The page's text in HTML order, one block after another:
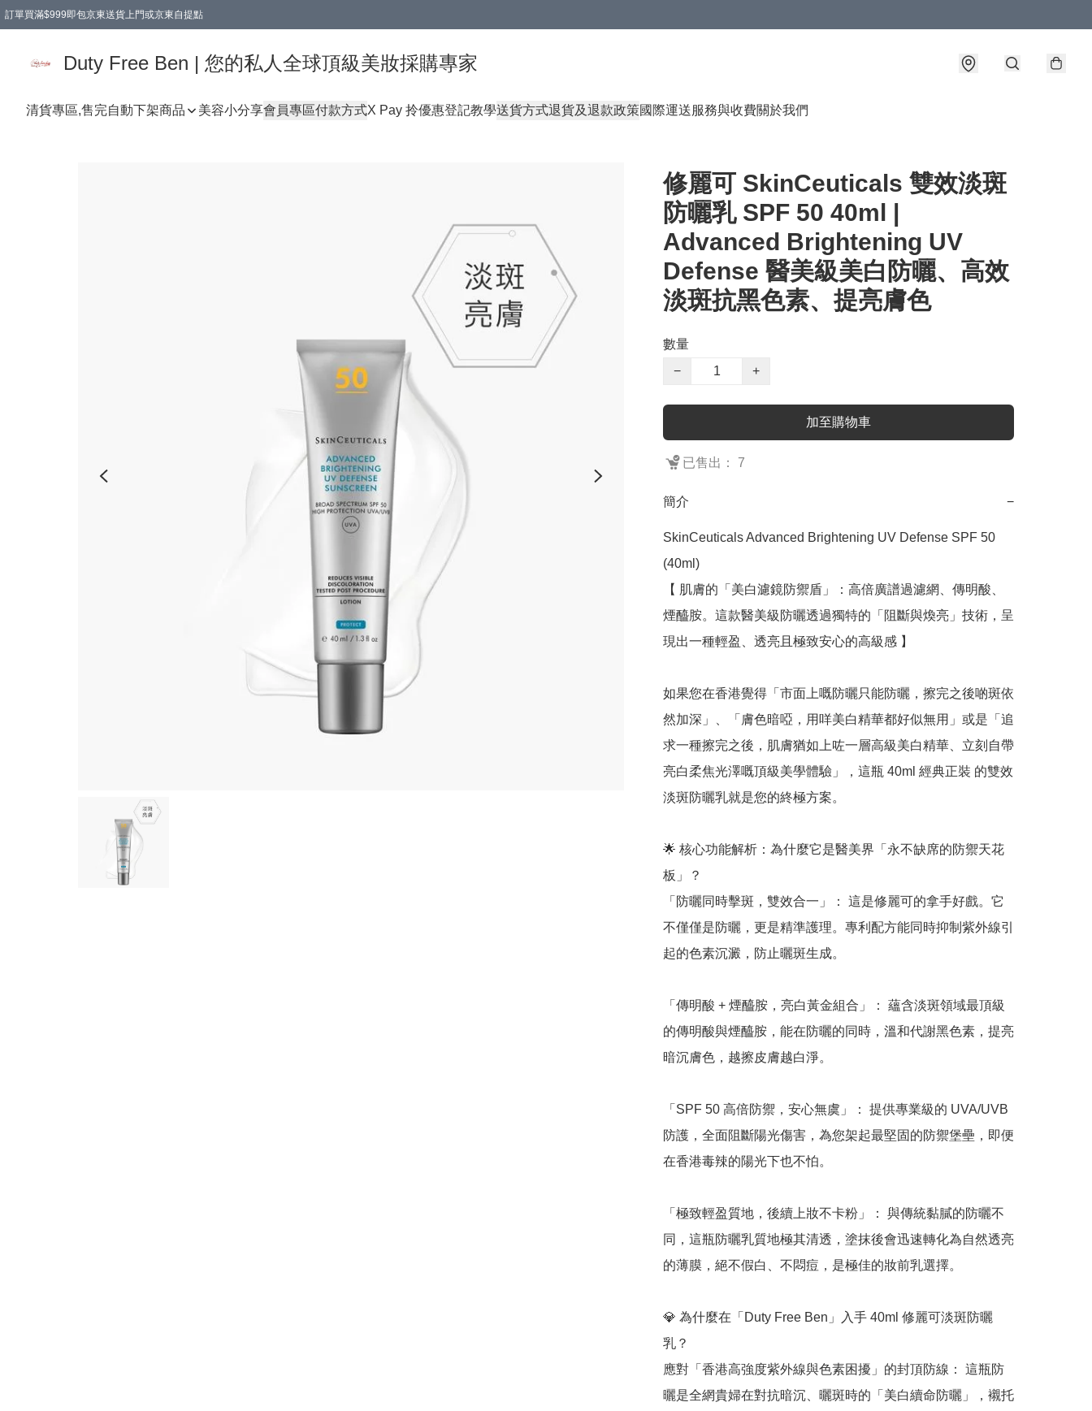
訂單買滿$999即包京東送貨上門或京東自提點
Duty Free Ben | 您的私人全球頂級美妝採購專家
清貨專區,售完自動下架商品 美容小分享會員專區付款方式X Pay 拎優惠登記教學送貨方式退貨及退款政策國際運送服務與收費關於我們
修麗可 SkinCeuticals 雙效淡斑
防曬乳 SPF 50 40ml |
Advanced Brightening UV
Defense 醫美級美白防曬、高效
淡斑抗黑色素、提亮膚色
數量
−
+
加至購物車
已售出： 7
簡介 −
SkinCeuticals Advanced Brightening UV Defense SPF 50
(40ml)
【 肌膚的「美白濾鏡防禦盾」：高倍廣譜過濾網、傳明酸、
煙醯胺。這款醫美級防曬透過獨特的「阻斷與煥亮」技術，呈
現出一種輕盈、透亮且極致安心的高級感 】
如果您在香港覺得「市面上嘅防曬只能防曬，擦完之後啲斑依
然加深」、「膚色暗啞，用咩美白精華都好似無用」或是「追
求一種擦完之後，肌膚猶如上咗一層高級美白精華、立刻自帶
亮白柔焦光澤嘅頂級美學體驗」，這瓶 40ml 經典正裝 的雙效
淡斑防曬乳就是您的終極方案。
🌟 核心功能解析：為什麼它是醫美界「永不缺席的防禦天花
板」？
「防曬同時擊斑，雙效合一」： 這是修麗可的拿手好戲。它
不僅僅是防曬，更是精準護理。專利配方能同時抑制紫外線引
起的色素沉澱，防止曬斑生成。
「傳明酸 + 煙醯胺，亮白黃金組合」： 蘊含淡斑領域最頂級
的傳明酸與煙醯胺，能在防曬的同時，溫和代謝黑色素，提亮
暗沉膚色，越擦皮膚越白淨。
「SPF 50 高倍防禦，安心無虞」： 提供專業級的 UVA/UVB
防護，全面阻斷陽光傷害，為您架起最堅固的防禦堡壘，即便
在香港毒辣的陽光下也不怕。
「極致輕盈質地，後續上妝不卡粉」： 與傳統黏膩的防曬不
同，這瓶防曬乳質地極其清透，塗抹後會迅速轉化為自然透亮
的薄膜，絕不假白、不悶痘，是極佳的妝前乳選擇。
💎 為什麼在「Duty Free Ben」入手 40ml 修麗可淡斑防曬
乳？
應對「香港高強度紫外線與色素困擾」的封頂防線： 這瓶防
曬是全網貴婦在對抗暗沉、曬斑時的「美白續命防曬」，襯托